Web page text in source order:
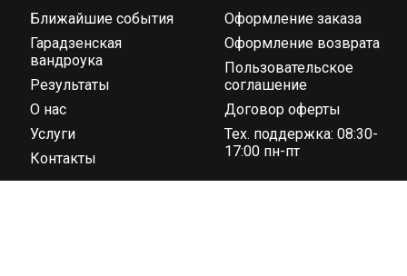
Ближайшие события
Гарадзенская
вандроука
Результаты
О нас
Услуги
Контакты
Оформление заказа
Оформление возврата
Пользовательское
соглашение
Договор оферты
Тех. поддержка: 08:30-
17:00 пн-пт